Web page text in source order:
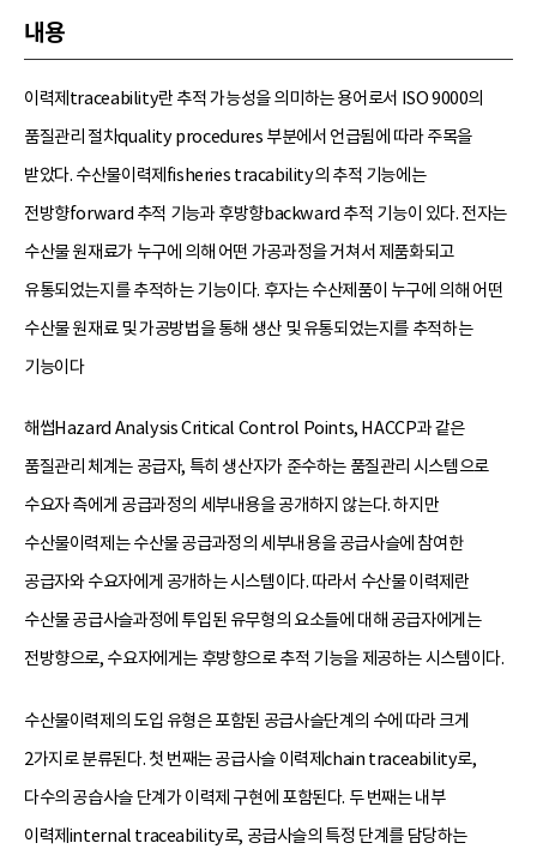
내용
이력제traceability란 추적 가능성을 의미하는 용어로서 ISO 9000의
품질관리 절차quality procedures 부분에서 언급됨에 따라 주목을
받았다. 수산물이력제fisheries tracability의 추적 기능에는
전방향forward 추적 기능과 후방향backward 추적 기능이 있다. 전자는
수산물 원재료가 누구에 의해 어떤 가공과정을 거쳐서 제품화되고
유통되었는지를 추적하는 기능이다. 후자는 수산제품이 누구에 의해 어떤
수산물 원재료 및 가공방법을 통해 생산 및 유통되었는지를 추적하는
기능이다
해썹Hazard Analysis Critical Control Points, HACCP과 같은
품질관리 체계는 공급자, 특히 생산자가 준수하는 품질관리 시스템으로
수요자 측에게 공급과정의 세부내용을 공개하지 않는다. 하지만
수산물이력제는 수산물 공급과정의 세부내용을 공급사슬에 참여한
공급자와 수요자에게 공개하는 시스템이다. 따라서 수산물 이력제란
수산물 공급사슬과정에 투입된 유무형의 요소들에 대해 공급자에게는
전방향으로, 수요자에게는 후방향으로 추적 기능을 제공하는 시스템이다.
수산물이력제의 도입 유형은 포함된 공급사슬단계의 수에 따라 크게
2가지로 분류된다. 첫 번째는 공급사슬 이력제chain traceability로,
다수의 공습사슬 단계가 이력제 구현에 포함된다. 두 번째는 내부
이력제internal traceability로, 공급사슬의 특정 단계를 담당하는